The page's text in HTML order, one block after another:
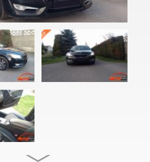
VG)
GQ)
YP)